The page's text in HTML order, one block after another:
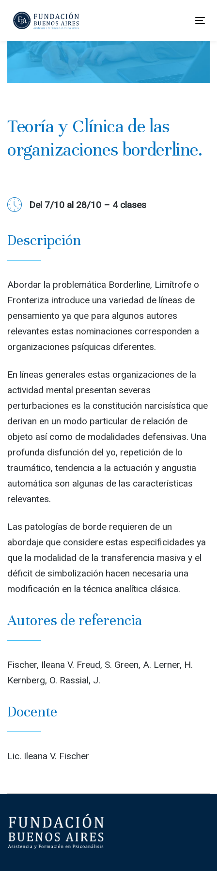
links
primary
navigation
to
Teoría y Clínica de las
organizaciones borderline.
Del 7/10 al 28/10 – 4 clases
Descripción
Abordar la problemática Borderline, Limítrofe o
Fronteriza introduce una variedad de líneas de
pensamiento ya que para algunos autores
relevantes estas nominaciones corresponden a
organizaciones psíquicas diferentes.
En líneas generales estas organizaciones de la
actividad mental presentan severas
perturbaciones es la constitución narcisística que
derivan en un modo particular de relación de
objeto así como de modalidades defensivas. Una
profunda disfunción del yo, repetición de lo
traumático, tendencia a la actuación y angustia
automática son algunas de las características
relevantes.
Las patologías de borde requieren de un
abordaje que considere estas especificidades ya
que la modalidad de la transferencia masiva y el
déficit de simbolización hacen necesaria una
modificación en la técnica analítica clásica.
Autores de referencia
Fischer, Ileana V. Freud, S. Green, A. Lerner, H.
Kernberg, O. Rassial, J.
Docente
Lic. Ileana V. Fischer